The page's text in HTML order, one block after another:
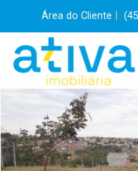
Área do Cliente